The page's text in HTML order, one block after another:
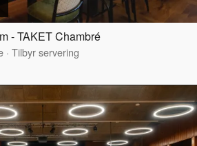
- TAKET Chambré
· Tilbyr servering